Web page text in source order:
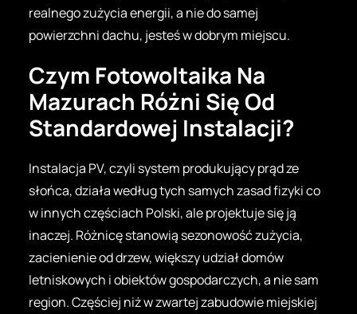
realnego zużycia energii, a nie do samej
powierzchni dachu, jesteś w dobrym miejscu.
Czym Fotowoltaika Na
Mazurach Różni Się Od
Standardowej Instalacji?
Instalacja PV, czyli system produkujący prąd ze
słońca, działa według tych samych zasad fizyki co
w innych częściach Polski, ale projektuje się ją
inaczej. Różnicę stanowią sezonowość zużycia,
zacienienie od drzew, większy udział domów
letniskowych i obiektów gospodarczych, a nie sam
region. Częściej niż w zwartej zabudowie miejskiej